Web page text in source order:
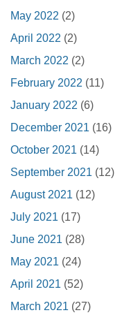
May 2022 (2)
April 2022 (2)
March 2022 (2)
February 2022 (11)
January 2022 (6)
December 2021 (16)
October 2021 (14)
September 2021 (12)
August 2021 (12)
July 2021 (17)
June 2021 (28)
May 2021 (24)
April 2021 (52)
March 2021 (27)